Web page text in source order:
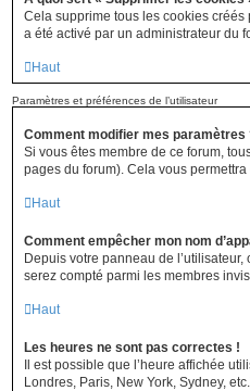
Cela supprime tous les cookies
a été activé par un administrateur du
Haut
Paramètres et préférences de l’utilisateur
Comment modifier mes paramètres
Si vous êtes membre de ce forum,
pages du forum). Cela vous
Haut
Comment empêcher mon nom
Depuis votre panneau de
serez compté parmi les membres
Haut
Les heures ne sont pas correctes !
Il est possible que l’heure affichée
Londres, Paris, New York, Sydney,